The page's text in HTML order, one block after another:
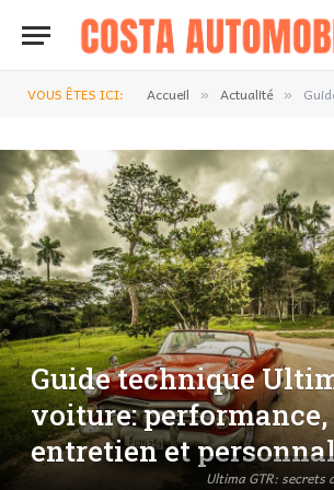
VOUS ÊTES ICI: Accueil » Actualité » Guide
Ultima GTR: secrets
Guide technique
voiture: performance,
entretien et